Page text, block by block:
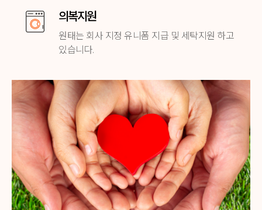
의복지원
원태는 회사 지정 유니폼 지급 및 세탁지원 하고
있습니다.